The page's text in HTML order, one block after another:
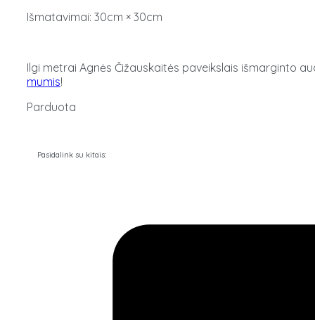
Išmatavimai: 30cm × 30cm
Ilgi metrai Agnės Čižauskaitės paveikslais išmarginto
mumis!
Parduota
Pasidalink su kitais: